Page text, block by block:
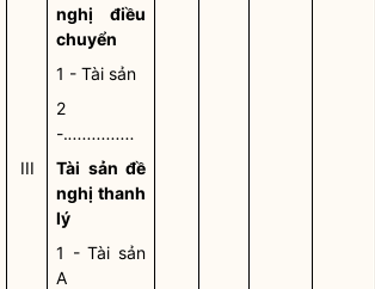
nghị điều
chuyển
1 - Tài sản
2
-...............
III
Tài sản đề
nghị thanh
lý
1 - Tài sản
A